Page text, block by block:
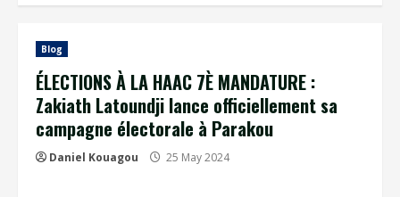
Blog
ÉLECTIONS À LA HAAC 7È MANDATURE :
Zakiath Latoundji lance officiellement sa
campagne électorale à Parakou
Daniel Kouagou 25 May 2024